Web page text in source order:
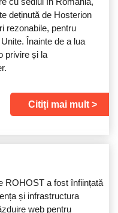
deținută de Hosterion
rezonabile, pentru
Înainte de a lua
privire și la
Citiți mai mult
ROHOST a fost înființată
și infrastructura
web pentru